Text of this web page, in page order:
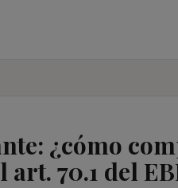
¿cómo
art. 70.1 del